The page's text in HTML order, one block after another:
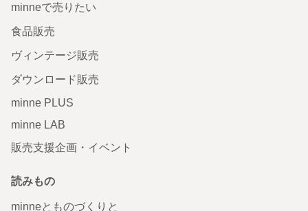
minneで売りたい
食品販売
ヴィンテージ販売
ダウンロード販売
minne PLUS
minne LAB
販売支援企画・イベント
読みもの
minneとものづくりと